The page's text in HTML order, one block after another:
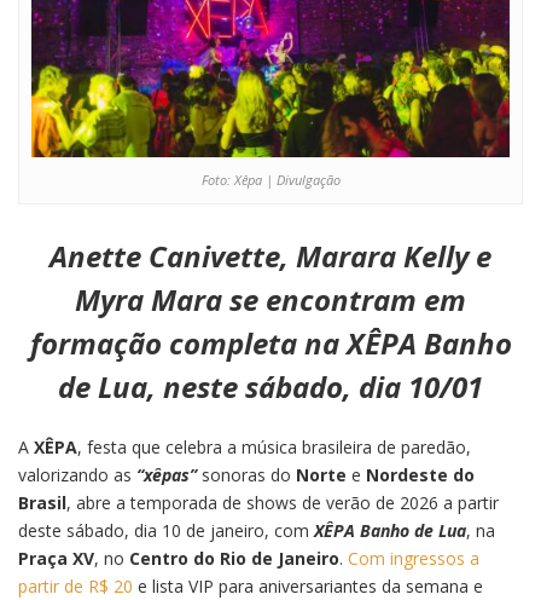
Foto: Xêpa | Divulgação
Anette Canivette, Marara Kelly e
Myra Mara se encontram em
formação completa na XÊPA Banho
de Lua, neste sábado, dia 10/01
A XÊPA, festa que celebra a música brasileira de paredão,
valorizando as “xêpas”sonoras do Norte e Nordeste do
Brasil, abre a temporada de shows de verão de 2026 a partir
deste sábado, dia 10 de janeiro, com XÊPA Banho de Lua, na
Praça XV, no Centro do Rio de Janeiro. Com ingressos a
partir de R$ 20 e lista VIP para aniversariantes da semana e